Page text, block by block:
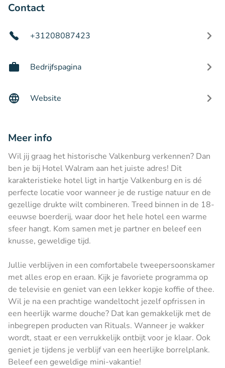
Contact
+31208087423
Bedrijfspagina
Website
Meer info
Wil jij graag het historische Valkenburg verkennen? Dan
ben je bij Hotel Walram aan het juiste adres! Dit
karakteristieke hotel ligt in hartje Valkenburg en is dé
perfecte locatie voor wanneer je de rustige natuur en de
gezellige drukte wilt combineren. Treed binnen in de 18-
eeuwse boerderij, waar door het hele hotel een warme
sfeer hangt. Kom samen met je partner en beleef een
knusse, geweldige tijd.
Jullie verblijven in een comfortabele tweepersoonskamer
met alles erop en eraan. Kijk je favoriete programma op
de televisie en geniet van een lekker kopje koffie of thee.
Wil je na een prachtige wandeltocht jezelf opfrissen in
een heerlijk warme douche? Dat kan gemakkelijk met de
inbegrepen producten van Rituals. Wanneer je wakker
wordt, staat er een verrukkelijk ontbijt voor je klaar. Ook
geniet je tijdens je verblijf van een heerlijke borrelplank.
Beleef een geweldige mini-vakantie!